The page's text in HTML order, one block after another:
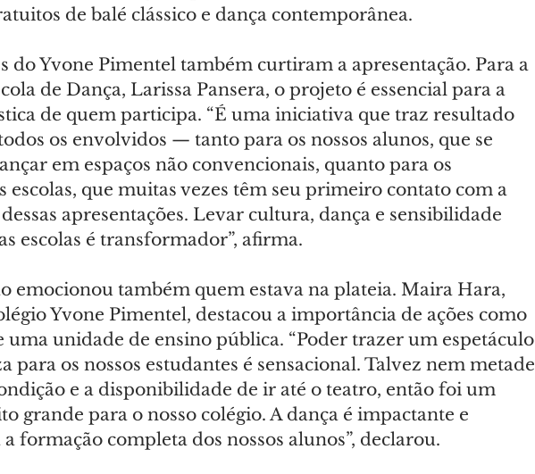
de balé clássico e dança contemporânea.
do Yvone Pimentel também curtiram a apresentação. Para a
de Dança, Larissa Pansera, o projeto é essencial para a
de quem participa. “É uma iniciativa que traz resultado
os envolvidos — tanto para os nossos alunos, que se
em espaços não convencionais, quanto para os
escolas, que muitas vezes têm seu primeiro contato com a
apresentações. Levar cultura, dança e sensibilidade
escolas é transformador”, afirma.
emocionou também quem estava na plateia. Maira Hara,
Yvone Pimentel, destacou a importância de ações como
uma unidade de ensino pública. “Poder trazer um espetáculo
para os nossos estudantes é sensacional. Talvez nem metade
e a disponibilidade de ir até o teatro, então foi um
grande para o nosso colégio. A dança é impactante e
a formação completa dos nossos alunos”, declarou.